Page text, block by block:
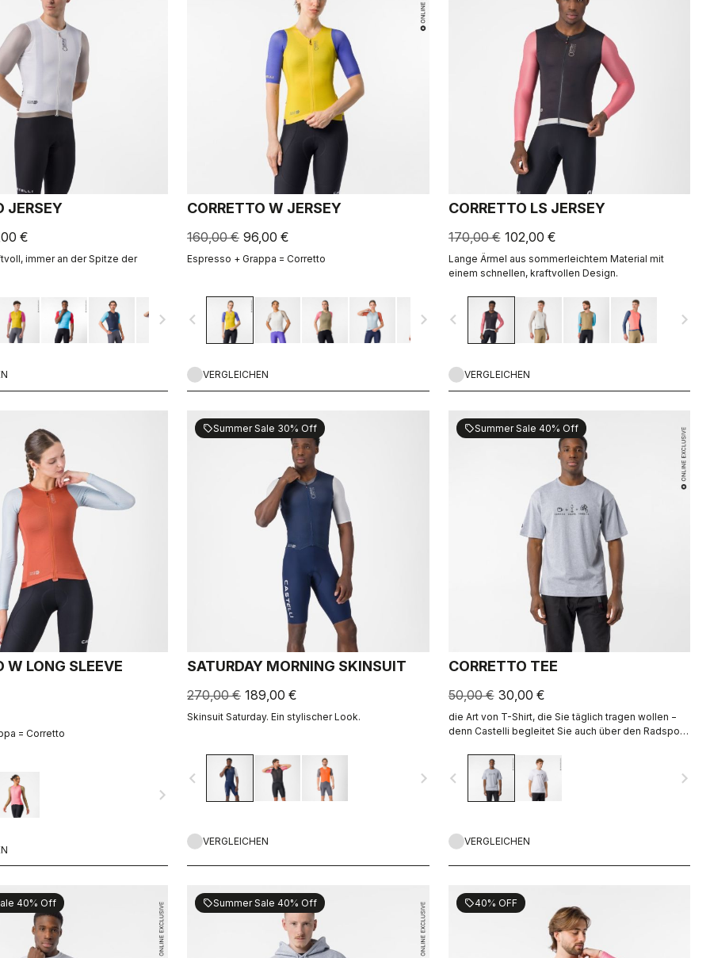
JERSEY
€
immer an der Spitze der
navigate_next
CORRETTO W JERSEY
160,00 € 96,00 €
Espresso + Grappa = Corretto
navigate_before navigate_next
VERGLEICHEN
CORRETTO LS JERSEY
170,00 € 102,00 €
Lange Ärmel aus sommerleichtem Material mit
einem schnellen, kraftvollen Design.
navigate_before navigate_next
VERGLEICHEN
W LONG SLEEVE
= Corretto
navigate_next
sellSummer Sale 30% Off
SATURDAY MORNING SKINSUIT
270,00 € 189,00 €
Skinsuit Saturday. Ein stylischer Look.
navigate_before navigate_next
VERGLEICHEN
sellSummer Sale 40% Off
CORRETTO TEE
50,00 € 30,00 €
die Art von T-Shirt, die Sie täglich tragen wollen −
denn Castelli begleitet Sie auch über den Radsport
navigate_before navigate_next
VERGLEICHEN
40% Off sellSummer Sale 40% Off sell40% OFF